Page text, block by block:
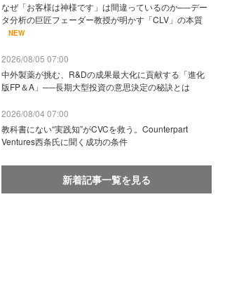
なぜ「お客様は神様です」は間違っているのか──デー
タ分析の巨匠フェーダー教授が明かす「CLV」の本質
NEW
2026/08/05 07:00
中外製薬が挑む、R&Dの成果最大化に貢献する「進化
版FP＆A」──長期大型投資の意思決定の秘訣とは
2026/08/04 07:00
教科書にない“実践知”がCVCを救う。Counterpart
Ventures西条氏に聞く成功の条件
新着記事一覧を見る